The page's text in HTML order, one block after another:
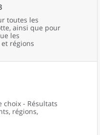
toutes les
ainsi que pour
les
régions
choix - Résultats
régions,